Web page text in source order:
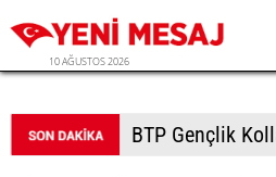
10 AĞUSTOS 2026